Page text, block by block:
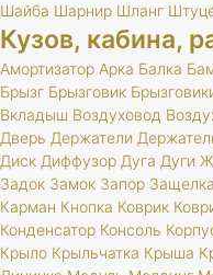
Шайба Шарнир Шланг
Кузов, кабина,
Амортизатор Арка Балка
Брызг Брызговик
Вкладыш Воздуховод
Дверь Держатели
Диск Диффузор Дуга Дуги
Задок Замок Запор Защелка
Карман Кнопка Коврик
Конденсатор Консоль
Крыло Крыльчатка Крыша